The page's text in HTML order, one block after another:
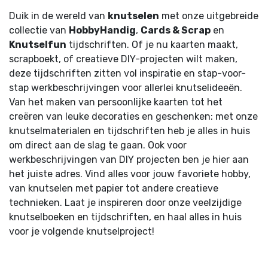
Duik in de wereld van knutselen met onze uitgebreide
collectie van HobbyHandig, Cards & Scrap en
Knutselfun tijdschriften. Of je nu kaarten maakt,
scrapboekt, of creatieve DIY-projecten wilt maken,
deze tijdschriften zitten vol inspiratie en stap-voor-
stap werkbeschrijvingen voor allerlei knutselideeën.
Van het maken van persoonlijke kaarten tot het
creëren van leuke decoraties en geschenken: met onze
knutselmaterialen en tijdschriften heb je alles in huis
om direct aan de slag te gaan. Ook voor
werkbeschrijvingen van DIY projecten ben je hier aan
het juiste adres. Vind alles voor jouw favoriete hobby,
van knutselen met papier tot andere creatieve
technieken. Laat je inspireren door onze veelzijdige
knutselboeken en tijdschriften, en haal alles in huis
voor je volgende knutselproject!